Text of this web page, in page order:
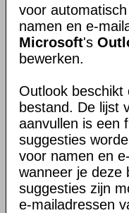
voor
namen en e-
Microsoft's
bewerken.
Outlook beschikt
bestand. De lijst
aanvullen is een
suggesties
voor namen en
wanneer je deze
suggesties zijn
e-mailadressen